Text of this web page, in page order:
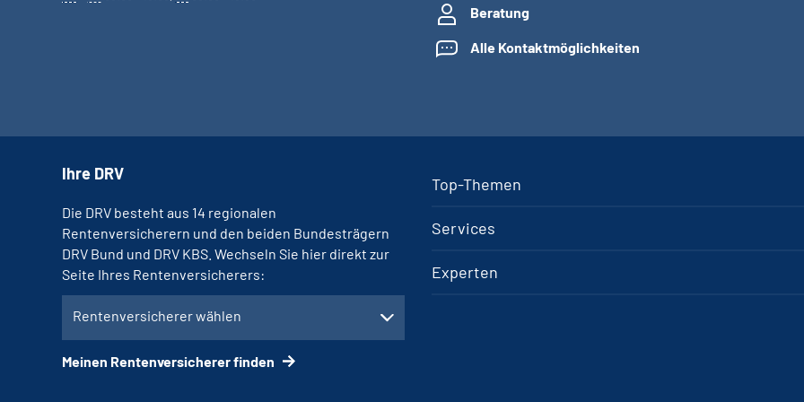
Beratung
Alle Kontaktmöglichkeiten
Top-Themen
Services
Experten
Ihre DRV
Die DRV besteht aus 14 regionalen
Rentenversicherern und den beiden Bundesträgern
DRV Bund und DRV KBS. Wechseln Sie hier direkt zur
Seite Ihres Rentenversicherers:
Rentenversicherer wählen
Meinen Rentenversicherer finden